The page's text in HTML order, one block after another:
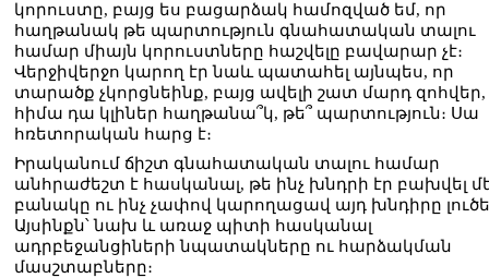
կորուստը, բայց ես բացարձակ համոզված եմ, որ
հաղթանակ թե պարտություն գնահատական տալու
համար միայն կորուստները հաշվելը բավարար չէ։
Վերջիվերջո կարող էր նաև պատահել այնպես, որ
տարածք չկորցնեինք, բայց ավելի շատ մարդ զոհվեր,
հիմա դա կլիներ հաղթանա՞կ, թե՞ պարտություն։ Սա
հռետորական հարց է։
Իրականում ճիշտ գնահատական տալու համար
անհրաժեշտ է հասկանալ, թե ինչ խնդրի էր բախվել
բանակը ու ինչ չափով կարողացավ այդ խնդիրը
Այսինքն՝ նախ և առաջ պիտի հասկանալ
ադրբեջանցիների նպատակները ու հարձակման
մասշտաբները։